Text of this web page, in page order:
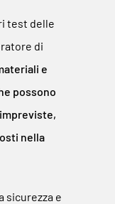
test delle
di
e
possono
nella
sicurezza e